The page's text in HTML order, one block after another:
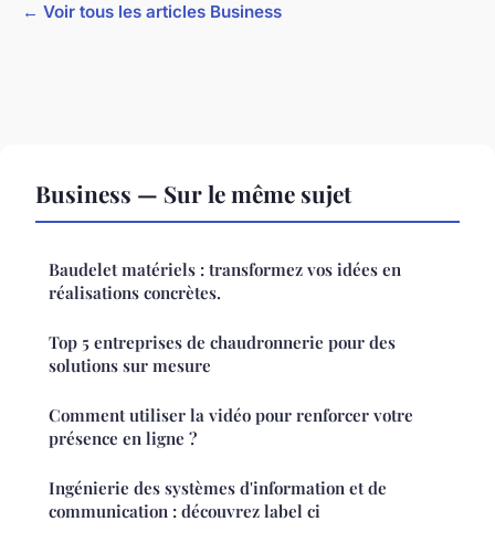
← Voir tous les articles Business
Business — Sur le même sujet
Baudelet matériels : transformez vos idées en
réalisations concrètes.
Top 5 entreprises de chaudronnerie pour des
solutions sur mesure
Comment utiliser la vidéo pour renforcer votre
présence en ligne ?
Ingénierie des systèmes d'information et de
communication : découvrez label ci